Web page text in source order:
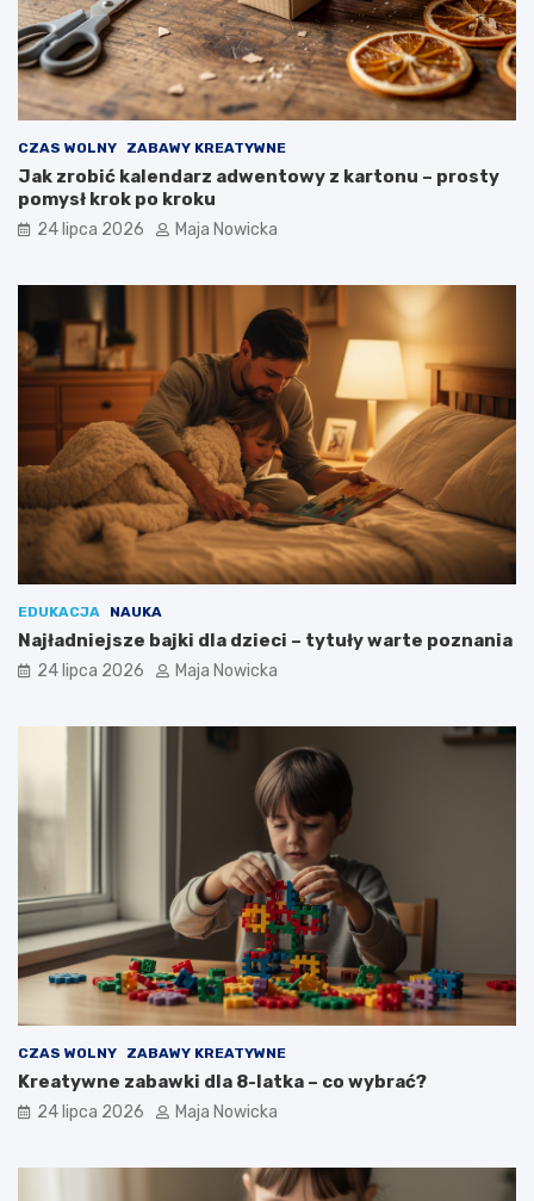
CZAS WOLNY ZABAWY KREATYWNE
Jak zrobić kalendarz adwentowy z kartonu – prosty
pomysł krok po kroku
24 lipca 2026 Maja Nowicka
EDUKACJA NAUKA
Najładniejsze bajki dla dzieci – tytuły warte poznania
24 lipca 2026 Maja Nowicka
CZAS WOLNY ZABAWY KREATYWNE
Kreatywne zabawki dla 8-latka – co wybrać?
24 lipca 2026 Maja Nowicka